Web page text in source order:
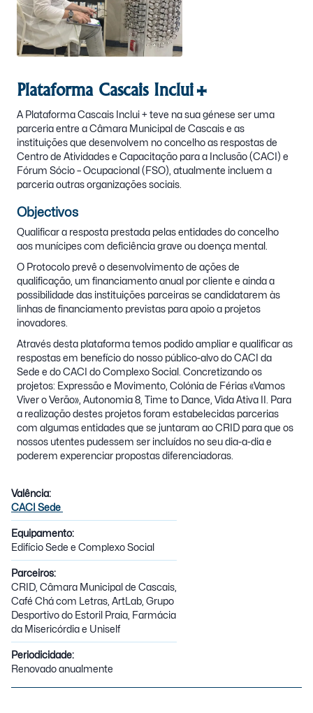
Plataforma Cascais Inclui+
A Plataforma Cascais Inclui + teve na sua génese ser uma
parceria entre a Câmara Municipal de Cascais e as
instituições que desenvolvem no concelho as respostas de
Centro de Atividades e Capacitação para a Inclusão (CACI) e
Fórum Sócio – Ocupacional (FSO), atualmente incluem a
parceria outras organizações sociais.
Objectivos
Qualificar a resposta prestada pelas entidades do concelho
aos munícipes com deficiência grave ou doença mental.
O Protocolo prevê o desenvolvimento de ações de
qualificação, um financiamento anual por cliente e ainda a
possibilidade das instituições parceiras se candidatarem às
linhas de financiamento previstas para apoio a projetos
inovadores.
Através desta plataforma temos podido ampliar e qualificar as
respostas em benefício do nosso público-alvo do CACI da
Sede e do CACI do Complexo Social. Concretizando os
projetos: Expressão e Movimento, Colónia de Férias «Vamos
Viver o Verão», Autonomia 8, Time to Dance, Vida Ativa II. Para
a realização destes projetos foram estabelecidas parcerias
com algumas entidades que se juntaram ao CRID para que os
nossos utentes pudessem ser incluídos no seu dia-a-dia e
poderem experenciar propostas diferenciadoras.
Valência:
CACI Sede
Equipamento:
Edifício Sede e Complexo Social
Parceiros:
CRID, Câmara Municipal de Cascais,
Café Chá com Letras, ArtLab, Grupo
Desportivo do Estoril Praia, Farmácia
da Misericórdia e Uniself
Periodicidade:
Renovado anualmente